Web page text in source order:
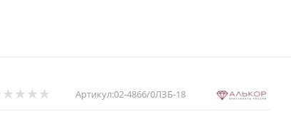
Артикул:02-4866/0ЛЗБ-18